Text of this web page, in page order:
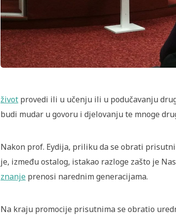
život provedi ili u učenju ili u podučavanju
budi mudar u govoru i djelovanju te mnoge
Nakon prof. Eydija, priliku da se obrati
je, između ostalog, istakao razloge zašto je
znanje prenosi narednim generacijama.
Na kraju promocije prisutnima se obratio